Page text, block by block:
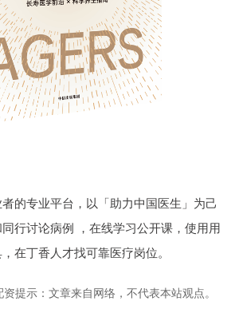
的专业平台，以「助力中国医生」为己
行讨论病例 ，在线学习公开课，使用用
在丁香人才找可靠医疗岗位。
提示：文章来自网络，不代表本站观点。